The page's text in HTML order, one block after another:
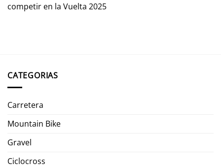
competir en la Vuelta 2025
CATEGORIAS
Carretera
Mountain Bike
Gravel
Ciclocross